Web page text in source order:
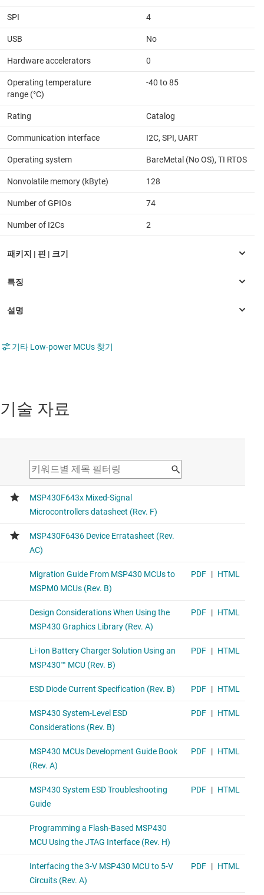
SPI 4
USB No
Hardware accelerators 0
Operating temperature
range (°C)
-40 to 85
Rating Catalog
Communication interface I2C, SPI, UART
Operating system BareMetal (No OS), TI RTOS
Nonvolatile memory (kByte) 128
Number of GPIOs 74
Number of I2Cs 2
기타 Low-power MCUs 찾기
기술 자료